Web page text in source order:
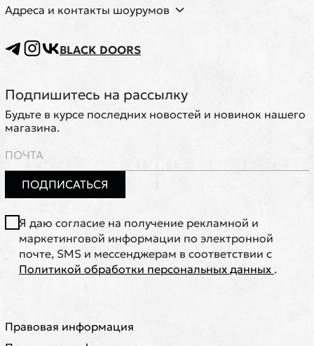
Адреса и контакты шоурумов
BLACK DOORS
Подпишитесь на рассылку
Будьте в курсе последних новостей и новинок нашего
магазина.
ПОДПИСАТЬСЯ
Я даю согласие на получение рекламной и
маркетинговой информации по электронной
почте, SMS и мессенджерам в соответствии с
Политикой обработки персональных данных .
Правовая информация